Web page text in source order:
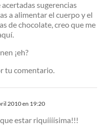
acertadas sugerencias
a alimentar el cuerpo y el
de chocolate, creo que me
¡eh?
tu comentario.
2010 en 19:20
estar riquíííísima!!!